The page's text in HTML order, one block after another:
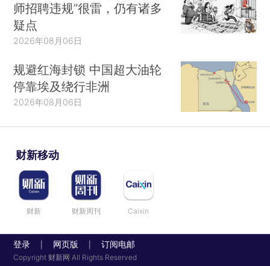
师招聘违规”很雷，仍有诸多
疑点
2026年08月06日
规避红海封锁 中国超大油轮
停靠埃及绕行非洲
2026年08月06日
财新移动
财新 财新周刊 Caixin
登录 网页版 订阅电邮
Copyright 财新网 All Rights Reserved